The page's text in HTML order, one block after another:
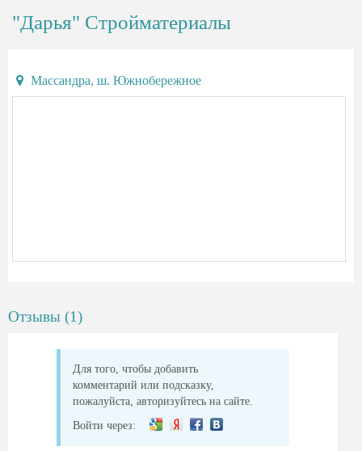
"Дарья" Стройматериалы
Массандра, ш. Южнобережное
Отзывы (1)
Для того, чтобы добавить
комментарий или подсказку,
пожалуйста, авторизуйтесь на сайте.
Войти через: